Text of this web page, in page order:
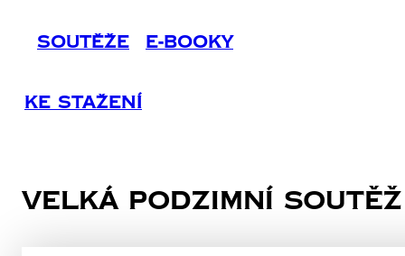
Soutěže E-Booky
Ke Stažení
Velká podzimní soutěž